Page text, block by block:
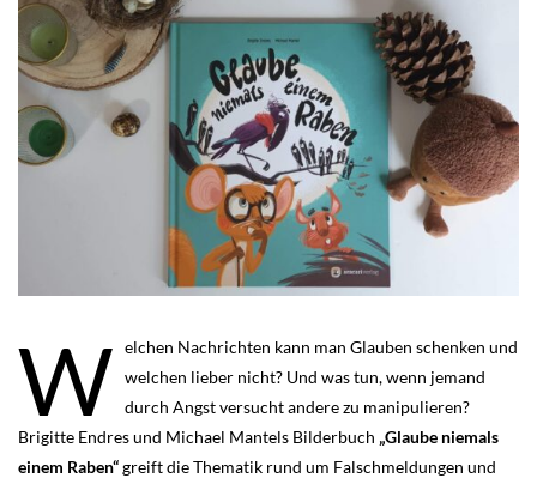
W elchen Nachrichten kann man Glauben schenken und
welchen lieber nicht? Und was tun, wenn jemand
durch Angst versucht andere zu manipulieren?
Brigitte Endres und Michael Mantels Bilderbuch „Glaube niemals
einem Raben“greift die Thematik rund um Falschmeldungen und